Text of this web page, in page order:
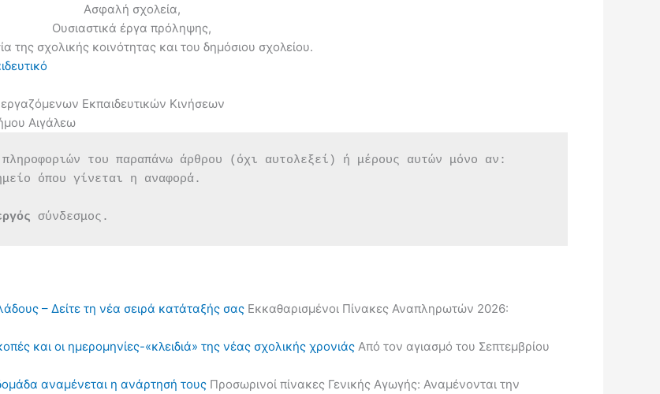
Ασφαλή σχολεία,
Ουσιαστικά έργα πρόληψης,
της σχολικής κοινότητας και του δημόσιου σχολείου.
Εκπαιδευτικών Κινήσεων
Αιγάλεω
του παραπάνω άρθρου (όχι αυτολεξεί) ή μέρους αυτών μόνο αν:
όπου γίνεται η αναφορά.
σύνδεσμος.
– Δείτε τη νέα σειρά κατάταξής σας Εκκαθαρισμένοι Πίνακες Αναπληρωτών 2026:
και οι ημερομηνίες-«κλειδιά» της νέας σχολικής χρονιάς Από τον αγιασμό του Σεπτεμβρίου
αναμένεται η ανάρτησή τους Προσωρινοί πίνακες Γενικής Αγωγής: Αναμένονται την